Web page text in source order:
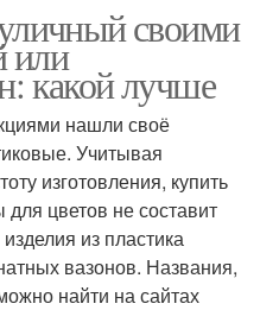
Подвесные кашпо
Подвесное кашпо
своими
или
какой лучше
нашли своё
Учитывая
изготовления, купить
цветов не составит
из пластика
вазонов. Названия,
найти на сайтах